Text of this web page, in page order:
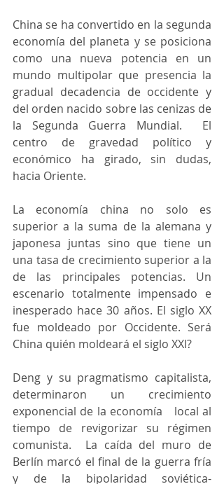
China se ha convertido en la segunda
economía del planeta y se posiciona
como una nueva potencia en un
mundo multipolar que presencia la
gradual decadencia de occidente y
del orden nacido sobre las cenizas de
la Segunda Guerra Mundial.  El
centro de gravedad político y
económico ha girado, sin dudas,
hacia Oriente.
La economía china no solo es
superior a la suma de la alemana y
japonesa juntas sino que tiene un
una tasa de crecimiento superior a la
de las principales potencias. Un
escenario totalmente impensado e
inesperado hace 30 años. El siglo XX
fue moldeado por Occidente. Será
China quién moldeará el siglo XXI?
Deng y su pragmatismo capitalista,
determinaron un crecimiento
exponencial de la economía   local al
tiempo de revigorizar su régimen
comunista.  La caída del muro de
Berlín marcó el final de la guerra fría
y de la bipolaridad soviética-